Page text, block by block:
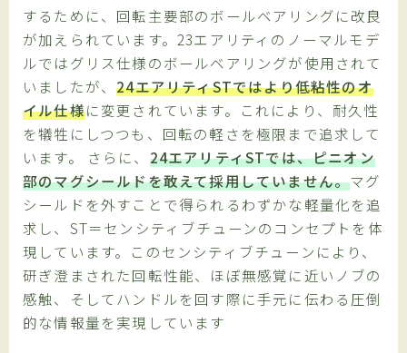
するために、回転主要部のボールベアリングに改良
が加えられています。23エアリティのノーマルモデ
ルではグリス仕様のボールベアリングが使用されて
いましたが、24エアリティSTではより低粘性のオ
イル仕様に変更されています。これにより、耐久性
を犠牲にしつつも、回転の軽さを極限まで追求して
います。
さらに、 24エアリティSTでは、ピニオン
部のマグシールドを敢えて採用していません。マグ
シールドを外すことで得られるわずかな軽量化を追
求し、ST＝センシティブチューンのコンセプトを体
現しています。このセンシティブチューンにより、
研ぎ澄まされた回転性能、ほぼ無感覚に近いノブの
感触、そしてハンドルを回す際に手元に伝わる圧倒
的な情報量を実現しています